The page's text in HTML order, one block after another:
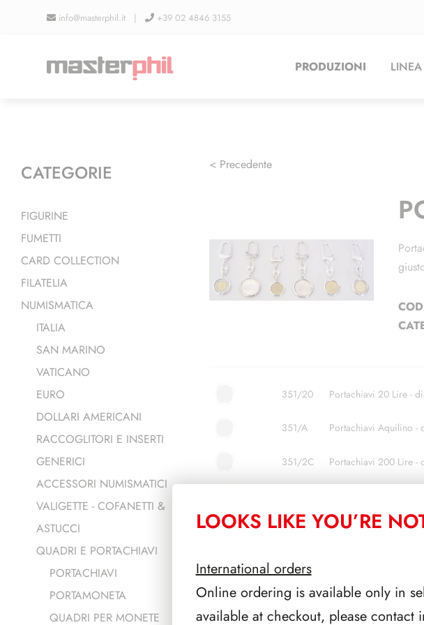
info@masterphil.it | +39 02 4846 3155
PRODUZIONI
< Precedente
Portachiavi 20 Lire -
351/20
Portachiavi Aquilino -
351/A
Portachiavi 200 Lire -
351/2C
Portachiavi 500 Lire
351/5A
351/K
Portachiavi Riconi -
351/R
CATEGORIE
FIGURINE
FUMETTI
CARD COLLECTION
FILATELIA
NUMISMATICA
ITALIA
SAN MARINO
VATICANO
EURO
DOLLARI AMERICANI
RACCOGLITORI E INSERTI
GENERICI
ACCESSORI NUMISMATICI
VALIGETTE - COFANETTI &
ASTUCCI
QUADRI E PORTACHIAVI
PORTACHIAVI
PORTAMONETA
QUADRI PER MONETE
LOOKS LIKE YOU’RE
International orders
Online ordering is available only in
available at checkout, please contact